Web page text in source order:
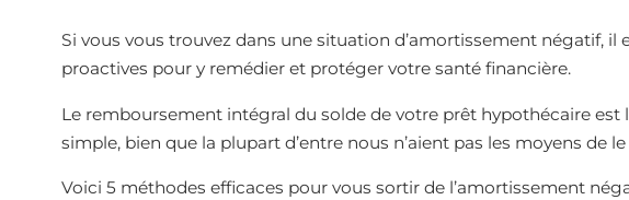
Si vous vous trouvez dans une situation d’amortissement négatif, il
proactives pour y remédier et protéger votre santé financière.
Le remboursement intégral du solde de votre prêt hypothécaire est
simple, bien que la plupart d’entre nous n’aient pas les moyens de le
Voici 5 méthodes efficaces pour vous sortir de l’amortissement